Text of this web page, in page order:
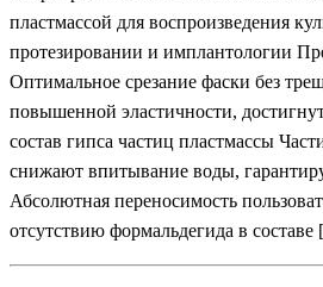
пластмассой для воспроизведения
протезировании и имплантологии
Оптимальное срезание фаски без
повышенной эластичности,
состав гипса частиц пластмассы
снижают впитывание воды,
Абсолютная переносимость
отсутствию формальдегида в